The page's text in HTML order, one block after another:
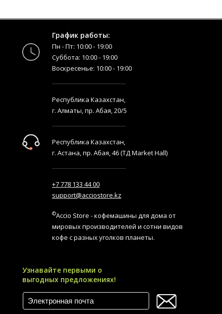
График работы:
Пн - Пт: 10:00 - 19:00
Суббота: 10:00 - 19:00
Воскресенье: 10:00 - 19:00
Республика Казахстан,
г. Алматы, пр. Абая, 20/5
Республика Казахстан,
г. Астана, пр. Абая, 46 (ТД Market Hall)
+7 778 133 44 00
support@acciostore.kz
©Accio Store - кофемашины для дома от
мировых производителей и сотни видов
кофе с разных уголков планеты.
Узнавайте первыми о
выгодных предложениях!